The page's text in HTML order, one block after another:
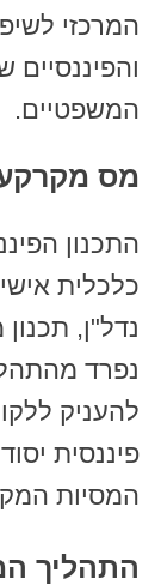
המרכזי
המשפטיים.
מס
התכנון
כלכלית
נדל"ן,
נפרד
להעניק
פיננסית
המסיות
התהליך